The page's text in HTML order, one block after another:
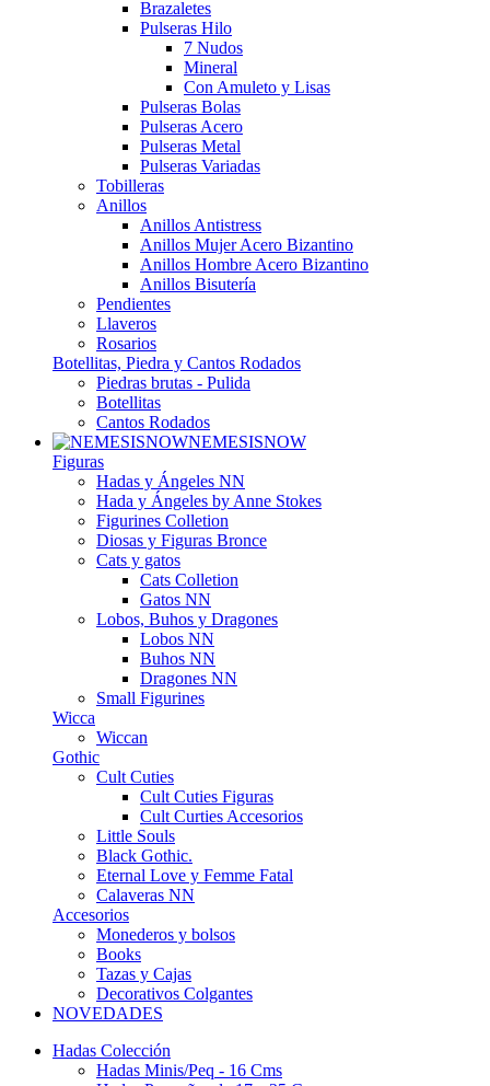
Brazaletes
Pulseras Hilo
7 Nudos
Mineral
Con Amuleto y Lisas
Pulseras Bolas
Pulseras Acero
Pulseras Metal
Pulseras Variadas
Tobilleras
Anillos
Anillos Antistress
Anillos Mujer Acero Bizantino
Anillos Hombre Acero Bizantino
Anillos Bisutería
Pendientes
Llaveros
Rosarios
Botellitas, Piedra y Cantos Rodados
Piedras brutas - Pulida
Botellitas
Cantos Rodados
NEMESISNOW
Figuras
Hadas y Ángeles NN
Hada y Ángeles by Anne Stokes
Figurines Colletion
Diosas y Figuras Bronce
Cats y gatos
Cats Colletion
Gatos NN
Lobos, Buhos y Dragones
Lobos NN
Buhos NN
Dragones NN
Small Figurines
Wicca
Wiccan
Gothic
Cult Cuties
Cult Cuties Figuras
Cult Curties Accesorios
Little Souls
Black Gothic.
Eternal Love y Femme Fatal
Calaveras NN
Accesorios
Monederos y bolsos
Books
Tazas y Cajas
Decorativos Colgantes
NOVEDADES
Hadas Colección
Hadas Minis/Peq - 16 Cms